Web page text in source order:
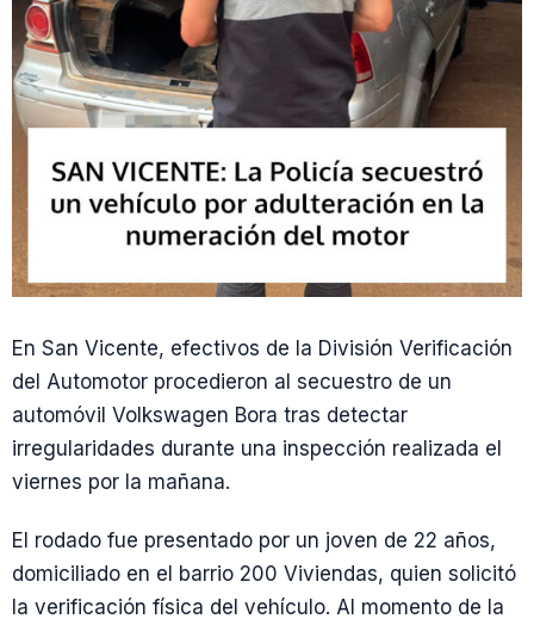
En San Vicente, efectivos de la División Verificación
del Automotor procedieron al secuestro de un
automóvil Volkswagen Bora tras detectar
irregularidades durante una inspección realizada el
viernes por la mañana.
El rodado fue presentado por un joven de 22 años,
domiciliado en el barrio 200 Viviendas, quien solicitó
la verificación física del vehículo. Al momento de la